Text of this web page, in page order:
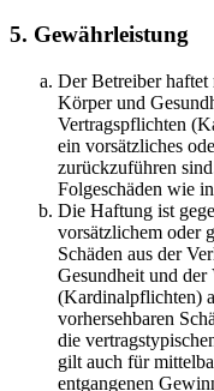
5. Gewährleistung
Der Betreiber
Körper und
Vertragspflichten
ein vorsätzliches
zurückzuführen
Folgeschäden wie
Die Haftung ist
vorsätzlichem oder
Schäden aus der
Gesundheit und der
(Kardinalpflichten)
vorhersehbaren
die
gilt auch für
entgangenen